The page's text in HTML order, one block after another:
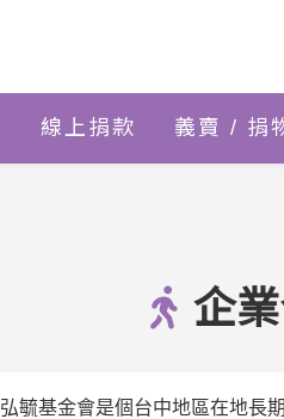
線上捐款 義賣 / 捐
企
弘毓基金會是個台中地區在地長